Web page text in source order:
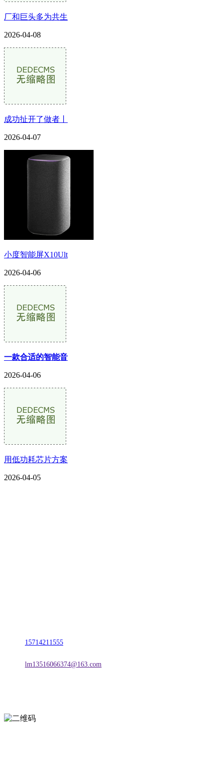
厂和巨头多为共生
2026-04-08
成功扯开了做者丨
2026-04-07
小度智能屏X10Ult
2026-04-06
一款合适的智能音
2026-04-06
用低功耗芯片方案
2026-04-05
15714211555
lm13516066374@163.com